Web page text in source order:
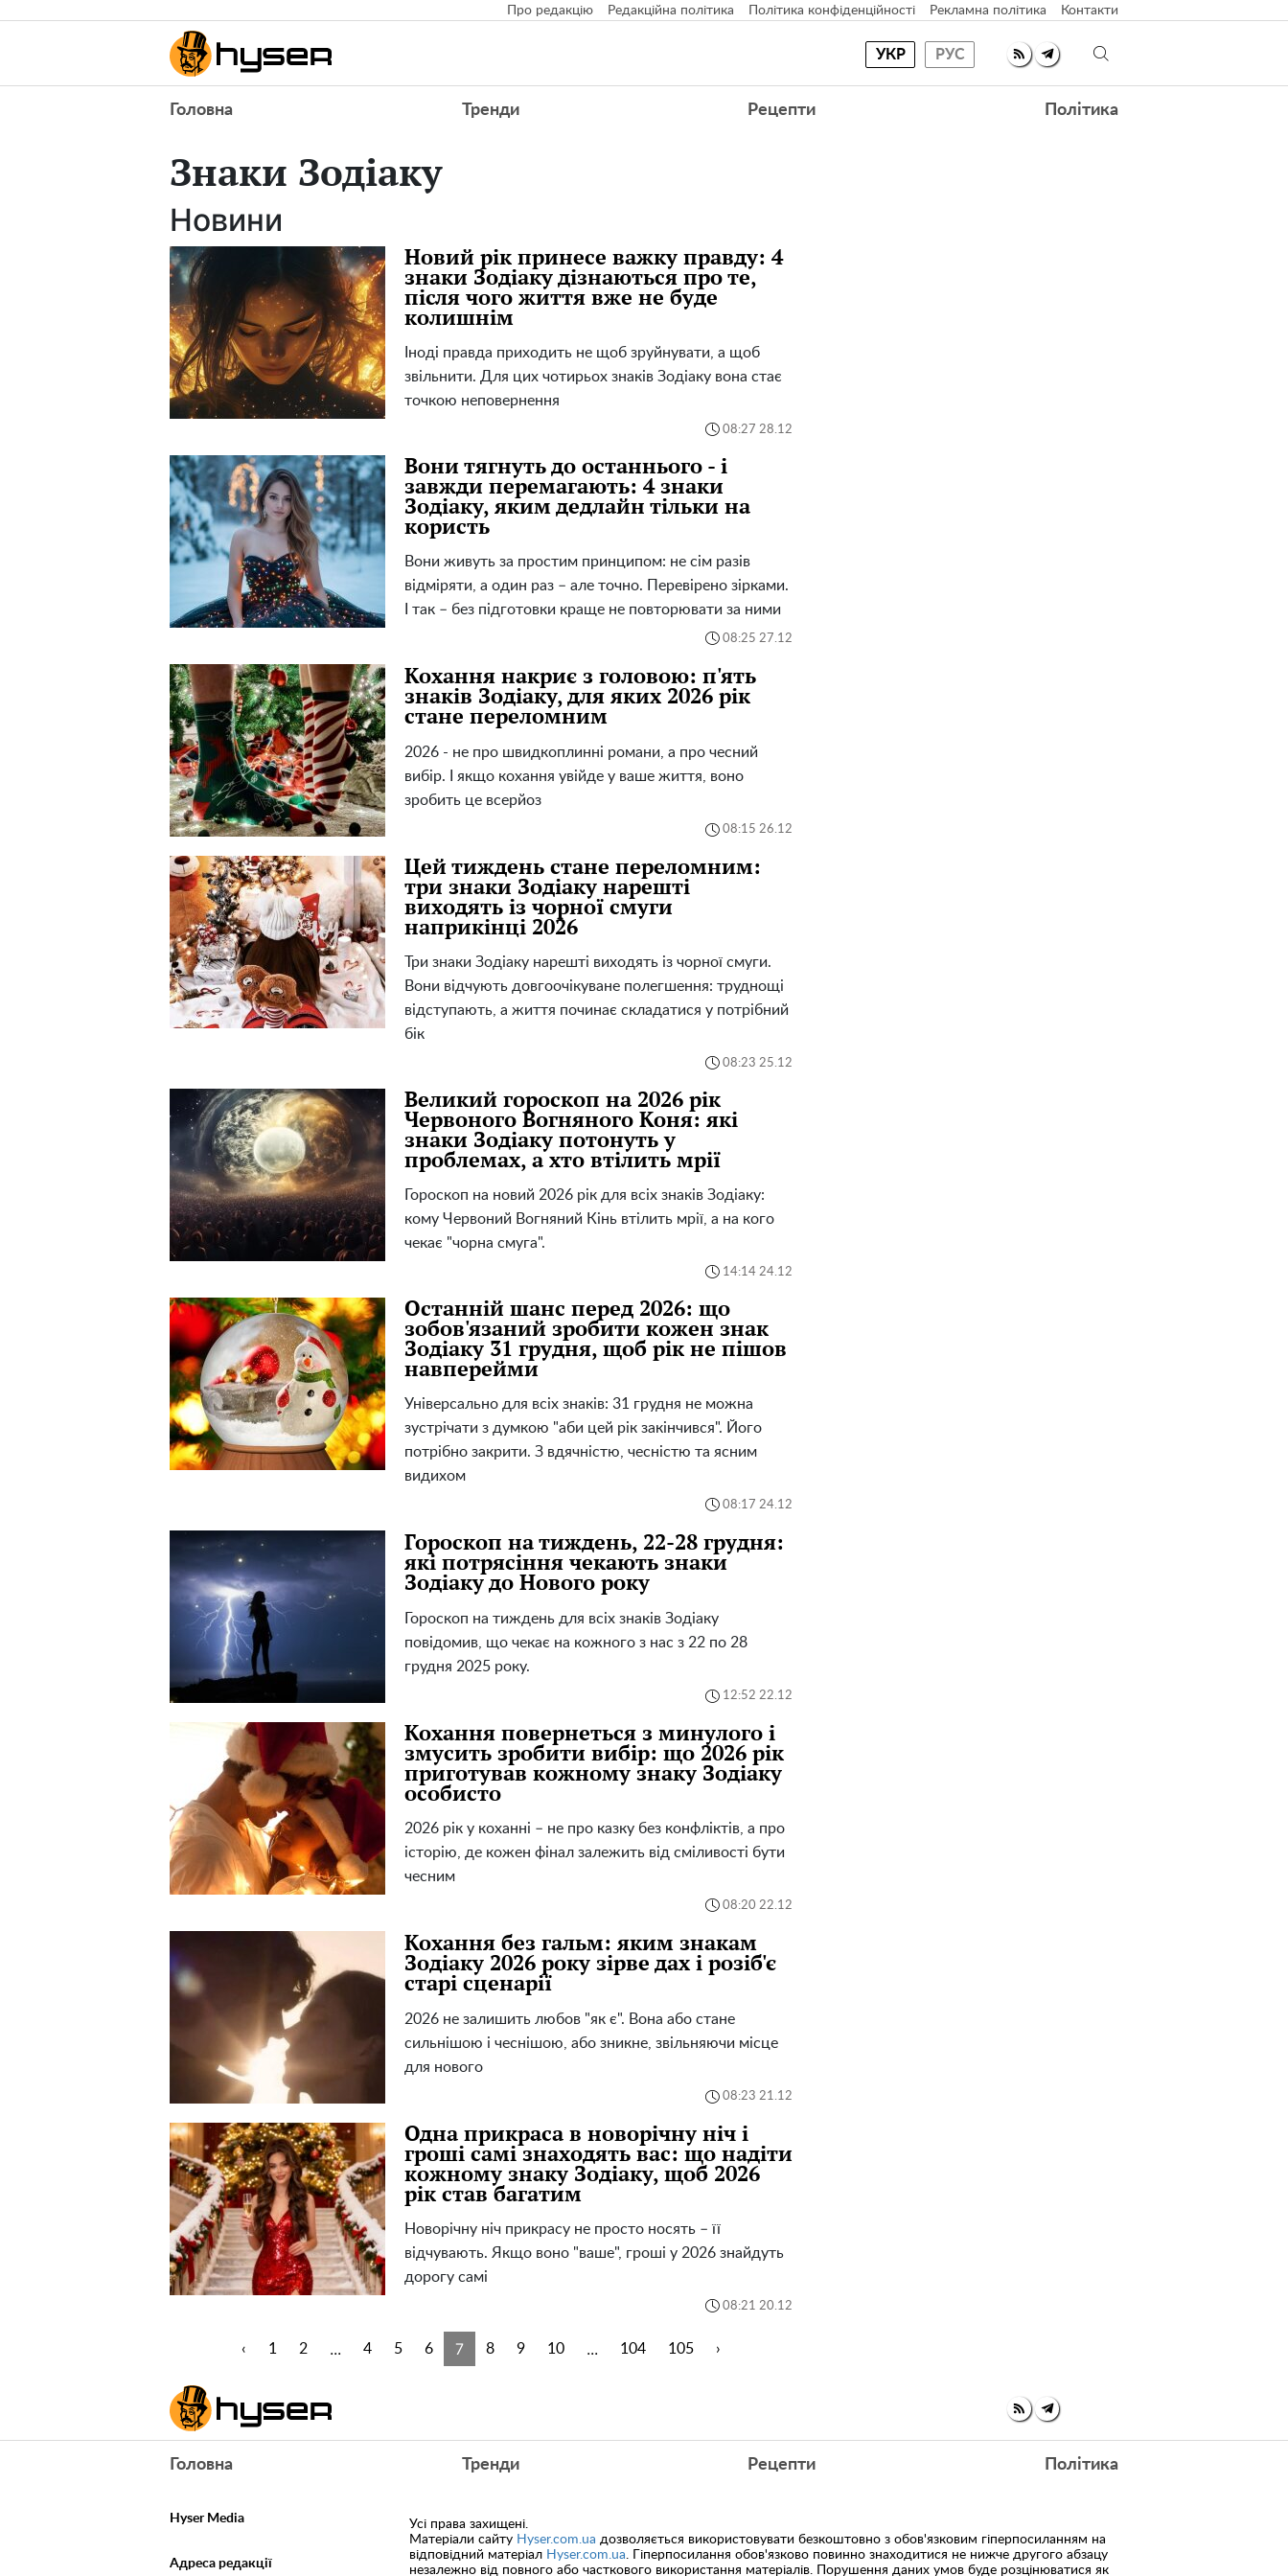
Про редакцію Редакційна політика Політика конфіденційності Рекламна політика Контакти
УКР РУС
Головна Тренди Рецепти Політика
Знаки Зодіаку
Новини
Новий рік принесе важку правду: 4
знаки Зодіаку дізнаються про те,
після чого життя вже не буде
колишнім
Іноді правда приходить не щоб зруйнувати, а щоб
звільнити. Для цих чотирьох знаків Зодіаку вона стає
точкою неповернення
08:27 28.12
Вони тягнуть до останнього - і
завжди перемагають: 4 знаки
Зодіаку, яким дедлайн тільки на
користь
Вони живуть за простим принципом: не сім разів
відміряти, а один раз – але точно. Перевірено зірками.
І так – без підготовки краще не повторювати за ними
08:25 27.12
Кохання накриє з головою: п'ять
знаків Зодіаку, для яких 2026 рік
стане переломним
2026 - не про швидкоплинні романи, а про чесний
вибір. І якщо кохання увійде у ваше життя, воно
зробить це всерйоз
08:15 26.12
Цей тиждень стане переломним:
три знаки Зодіаку нарешті
виходять із чорної смуги
наприкінці 2026
Три знаки Зодіаку нарешті виходять із чорної смуги.
Вони відчують довгоочікуване полегшення: труднощі
відступають, а життя починає складатися у потрібний
бік
08:23 25.12
Великий гороскоп на 2026 рік
Червоного Вогняного Коня: які
знаки Зодіаку потонуть у
проблемах, а хто втілить мрії
Гороскоп на новий 2026 рік для всіх знаків Зодіаку:
кому Червоний Вогняний Кінь втілить мрії, а на кого
чекає "чорна смуга".
14:14 24.12
Останній шанс перед 2026: що
зобов'язаний зробити кожен знак
Зодіаку 31 грудня, щоб рік не пішов
навперейми
Універсально для всіх знаків: 31 грудня не можна
зустрічати з думкою "аби цей рік закінчився". Його
потрібно закрити. З вдячністю, чесністю та ясним
видихом
08:17 24.12
Гороскоп на тиждень, 22-28 грудня:
які потрясіння чекають знаки
Зодіаку до Нового року
Гороскоп на тиждень для всіх знаків Зодіаку
повідомив, що чекає на кожного з нас з 22 по 28
грудня 2025 року.
12:52 22.12
Кохання повернеться з минулого і
змусить зробити вибір: що 2026 рік
приготував кожному знаку Зодіаку
особисто
2026 рік у коханні – не про казку без конфліктів, а про
історію, де кожен фінал залежить від сміливості бути
чесним
08:20 22.12
Кохання без гальм: яким знакам
Зодіаку 2026 року зірве дах і розіб'є
старі сценарії
2026 не залишить любов "як є". Вона або стане
сильнішою і чеснішою, або зникне, звільняючи місце
для нового
08:23 21.12
Одна прикраса в новорічну ніч і
гроші самі знаходять вас: що надіти
кожному знаку Зодіаку, щоб 2026
рік став багатим
Новорічну ніч прикрасу не просто носять – її
відчувають. Якщо воно "ваше", гроші у 2026 знайдуть
дорогу самі
08:21 20.12
‹ 1 2 ... 4 5 6 7 8 9 10 ... 104 105 ›
Головна Тренди Рецепти Політика
Hyser Media
Адреса редакції
Усі права захищені.
Матеріали сайту Hyser.com.ua дозволяється використовувати безкоштовно з обов'язковим гіперпосиланням на
відповідний матеріал Hyser.com.ua . Гіперпосилання обов'язково повинно знаходитися не нижче другого абзацу
незалежно від повного або часткового використання матеріалів. Порушення даних умов буде розцінюватися як